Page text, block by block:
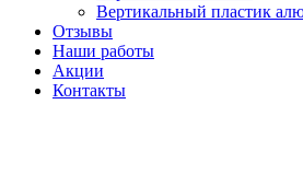
Вертикальный пластик
Отзывы
Наши работы
Акции
Контакты